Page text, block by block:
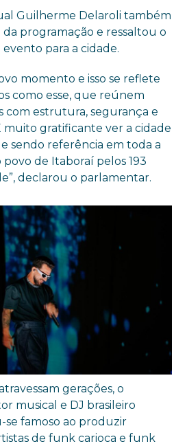
Guilherme Delaroli também
programação e ressaltou o
para a cidade.
momento e isso se reflete
como esse, que reúnem
com estrutura, segurança e
muito gratificante ver a cidade
sendo referência em toda a
povo de Itaboraí pelos 193
declarou o parlamentar.
gerações, o
musical e DJ brasileiro
famoso ao produzir
de funk carioca e funk